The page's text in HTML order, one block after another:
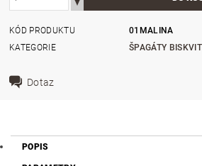
KÓD PRODUKTU
01MALINA
KATEGORIE
ŠPAGÁTY BISKVIT
Dotaz
POPIS